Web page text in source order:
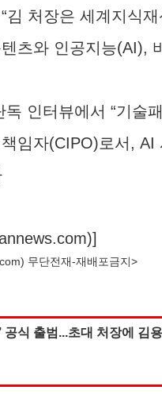
김 처장은 세계지식
츠와 인공지능(AI),
인터뷰에서 “기
책임자(CIPO)로서,
)]
) 무단전재-재배포금지>
공식 출범...초대 처장에 김